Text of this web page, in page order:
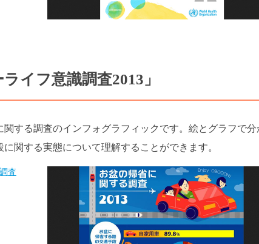
イフ意識調査2013」
する調査のインフォグラフィックです。絵とグラフで分
関する実態について理解することができます。
査